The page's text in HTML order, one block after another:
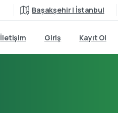
Başakşehir | İstanbul
İletişim Giriş Kayıt Ol